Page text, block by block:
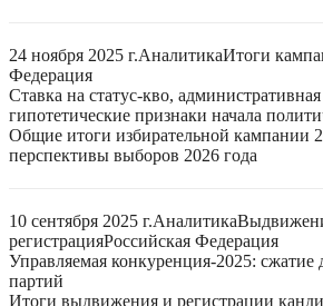
24 ноября 2025 г.АналитикаИтоги
Федерация
Ставка на статус-кво,
гипотетические признаки начала
Общие итоги избирательной кампании
перспективы выборов 2026 года
10 сентября 2025 г.Аналитика
регистрацияРоссийская Федерация
Управляемая конкуренция-2025: сжатие
партий
Итоги выдвижения и регистрации